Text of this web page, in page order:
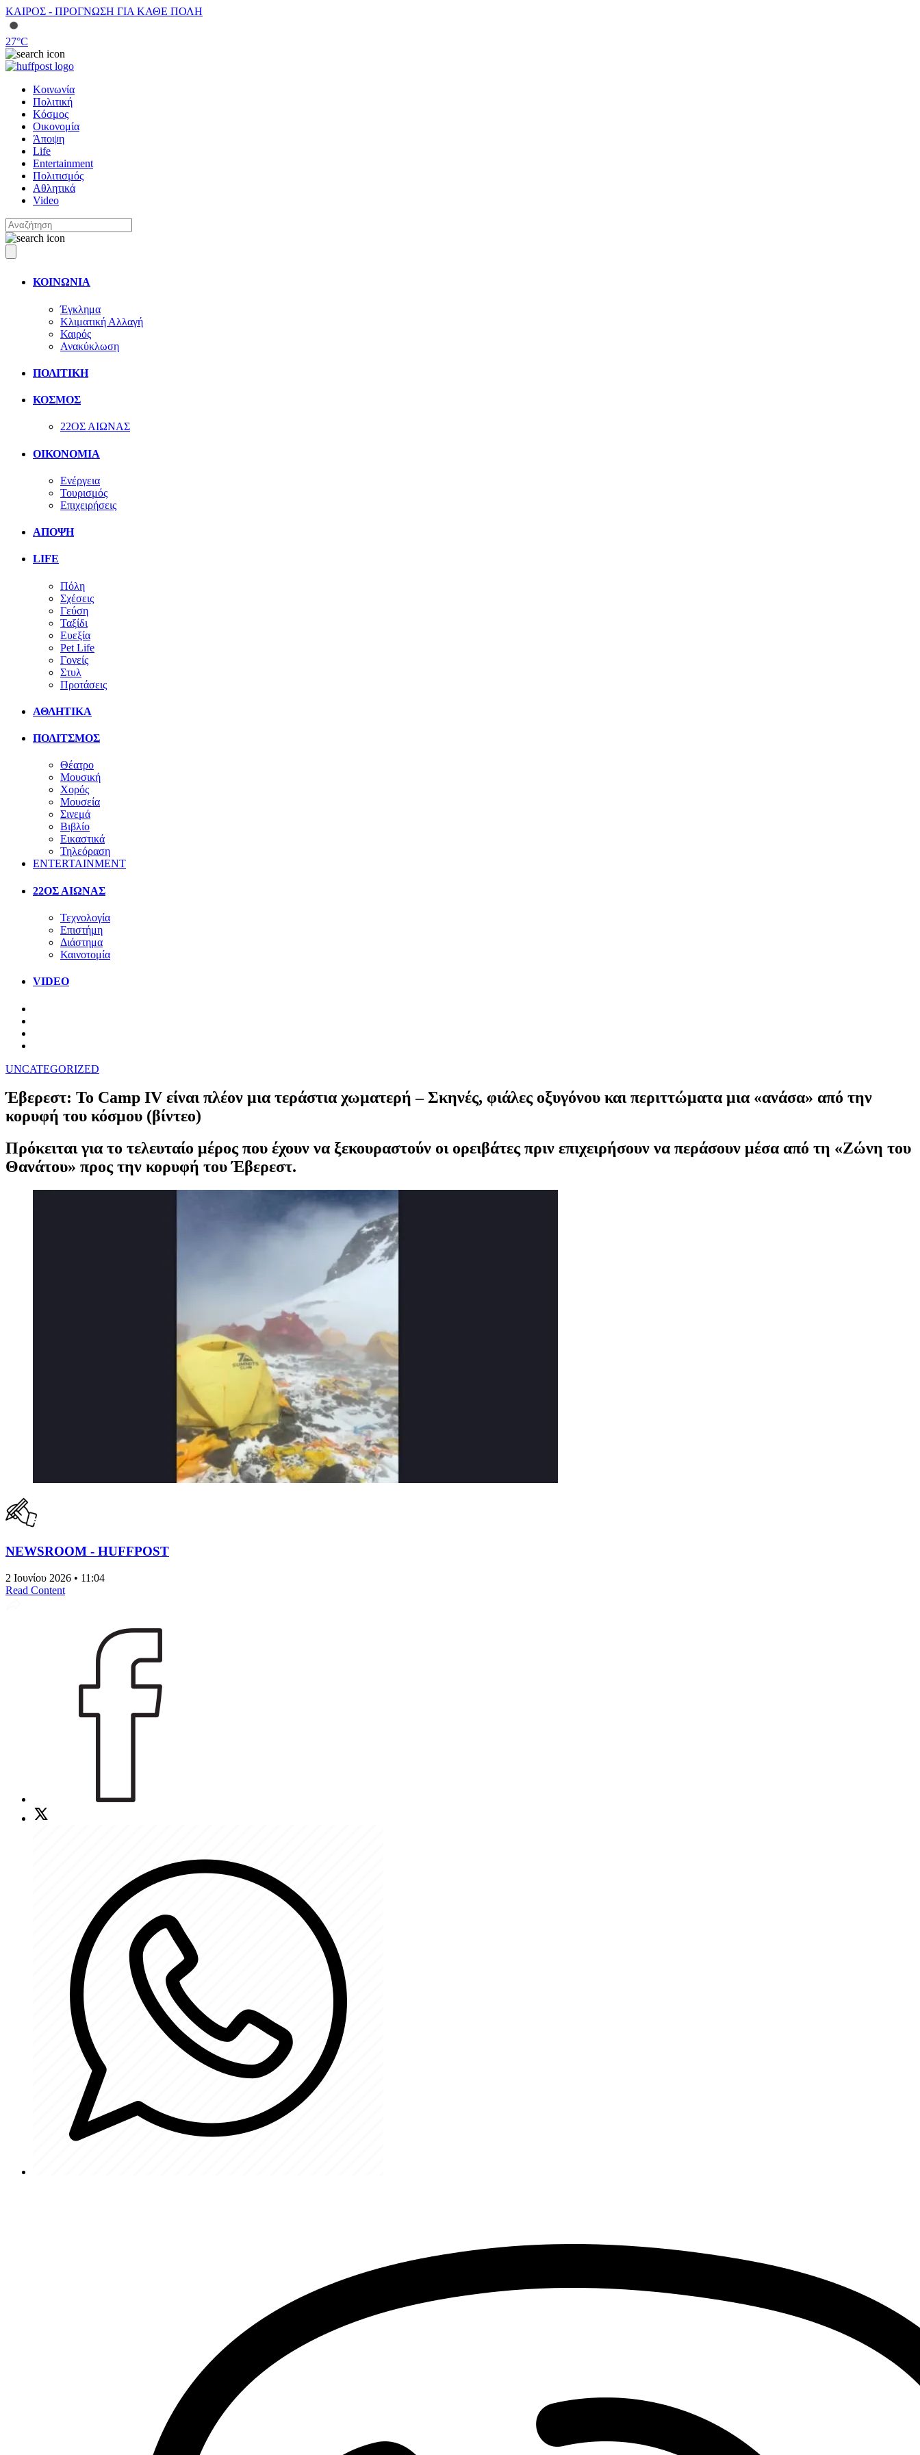
ΚΑΙΡΟΣ - ΠΡΟΓΝΩΣΗ ΓΙΑ ΚΑΘΕ ΠΟΛΗ
27°C
Κοινωνία
Πολιτική
Κόσμος
Οικονομία
Άποψη
Life
Entertainment
Πολιτισμός
Αθλητικά
Video
ΚΟΙΝΩΝΙΑ
Έγκλημα
Κλιματική Αλλαγή
Καιρός
Ανακύκλωση
ΠΟΛΙΤΙΚΗ
ΚΟΣΜΟΣ
22ΟΣ ΑΙΩΝΑΣ
ΟΙΚΟΝΟΜΙΑ
Ενέργεια
Τουρισμός
Επιχειρήσεις
ΑΠΟΨΗ
LIFE
Πόλη
Σχέσεις
Γεύση
Ταξίδι
Ευεξία
Pet Life
Γονείς
Στυλ
Προτάσεις
ΑΘΛΗΤΙΚΑ
ΠΟΛΙΤΣΜΟΣ
Θέατρο
Μουσική
Χορός
Μουσεία
Σινεμά
Βιβλίο
Εικαστικά
Τηλεόραση
ENTERTAINMENT
22ΟΣ ΑΙΩΝΑΣ
Τεχνολογία
Επιστήμη
Διάστημα
Καινοτομία
VIDEO
UNCATEGORIZED
Έβερεστ: Το Camp IV είναι πλέον μια τεράστια χωματερή – Σκηνές, φιάλες οξυγόνου και περιττώματα μια «ανάσα» από την
κορυφή του κόσμου (βίντεο)
Πρόκειται για το τελευταίο μέρος που έχουν να ξεκουραστούν οι ορειβάτες πριν επιχειρήσουν να περάσουν μέσα από τη «Ζώνη του
Θανάτου» προς την κορυφή του Έβερεστ.
NEWSROOM - HUFFPOST
2 Ιουνίου 2026 • 11:04
Read Content